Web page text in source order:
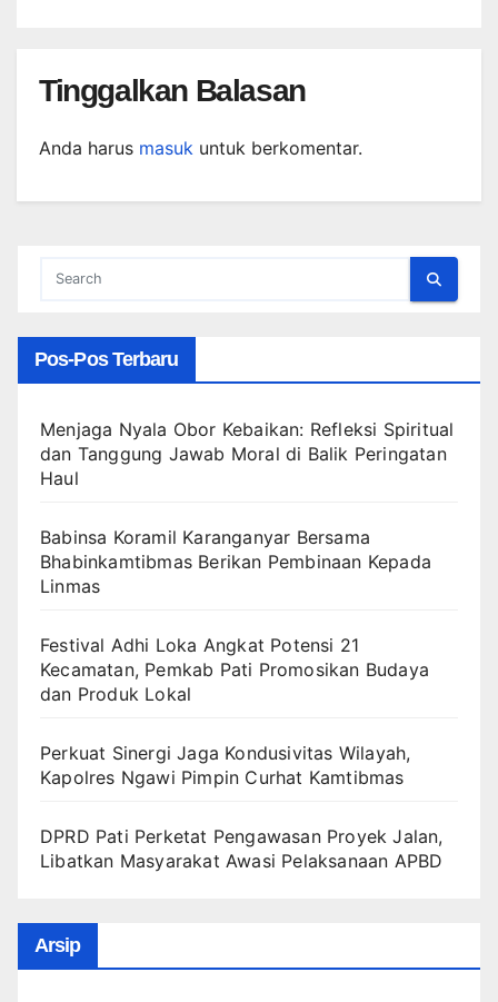
Tinggalkan Balasan
Anda harus masuk untuk berkomentar.
Pos-Pos Terbaru
Menjaga Nyala Obor Kebaikan: Refleksi Spiritual
dan Tanggung Jawab Moral di Balik Peringatan
Haul
Babinsa Koramil Karanganyar Bersama
Bhabinkamtibmas Berikan Pembinaan Kepada
Linmas
Festival Adhi Loka Angkat Potensi 21
Kecamatan, Pemkab Pati Promosikan Budaya
dan Produk Lokal
Perkuat Sinergi Jaga Kondusivitas Wilayah,
Kapolres Ngawi Pimpin Curhat Kamtibmas
DPRD Pati Perketat Pengawasan Proyek Jalan,
Libatkan Masyarakat Awasi Pelaksanaan APBD
Arsip